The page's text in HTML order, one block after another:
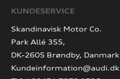
KUNDESERVICE
Skandinavisk Motor Co.
Park Allé 355,
DK-2605 Brøndby, Danmark
Kundeinformation@audi.dk